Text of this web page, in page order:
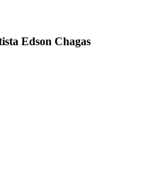
Edson Chagas